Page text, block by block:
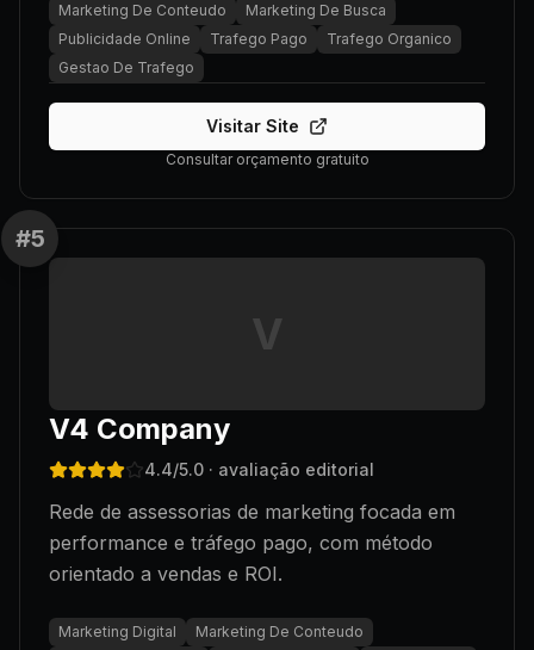
Marketing De Conteudo
Marketing De Busca
Publicidade Online
Trafego Pago
Trafego Organico
Gestao De Trafego
Visitar Site
Consultar orçamento gratuito
#5
V
V4 Company
4.4/5.0 · avaliação editorial
Rede de assessorias de marketing focada em
performance e tráfego pago, com método
orientado a vendas e ROI.
Marketing Digital
Marketing De Conteudo